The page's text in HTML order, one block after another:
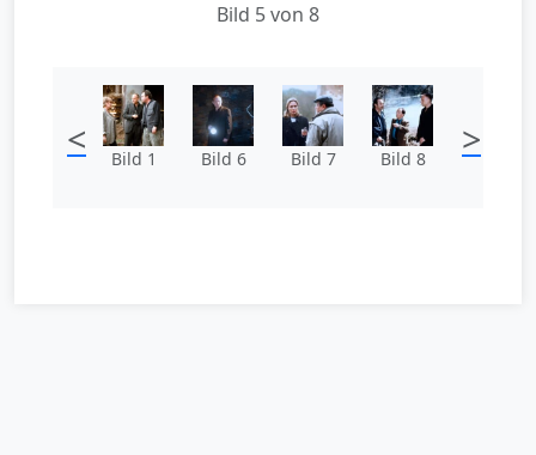
Bild 5 von 8
< Bild 1 Bild 6 Bild 7 Bild 8 >